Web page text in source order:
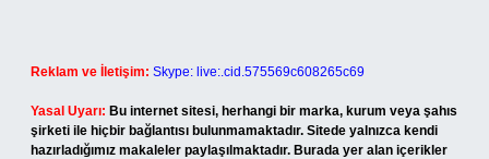
Reklam ve İletişim: Skype: live:.cid.575569c608265c69
Yasal Uyarı: Bu internet sitesi, herhangi bir marka, kurum veya şahıs
şirketi ile hiçbir bağlantısı bulunmamaktadır. Sitede yalnızca kendi
hazırladığımız makaleler paylaşılmaktadır. Burada yer alan içerikler